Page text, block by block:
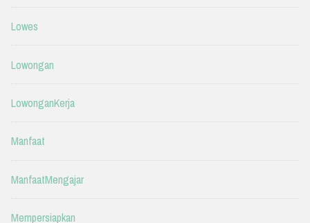
Lowes
Lowongan
LowonganKerja
Manfaat
ManfaatMengajar
Mempersiapkan